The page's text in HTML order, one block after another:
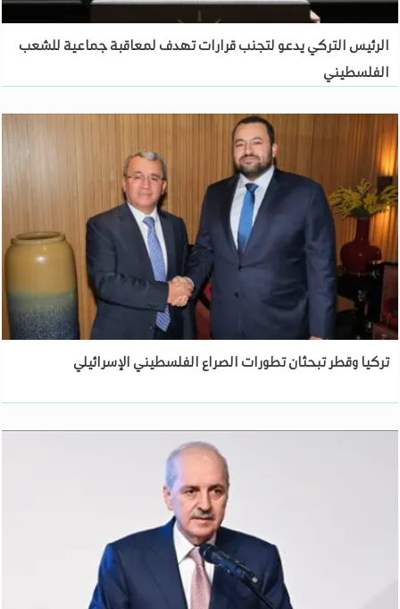
الرئيس التركي يدعو لتجنب قرارات تهدف لمعاقبة جماعية للشعب
الفلسطيني
تركيا وقطر تبحثان تطورات الصراع الفلسطيني الإسرائيلي